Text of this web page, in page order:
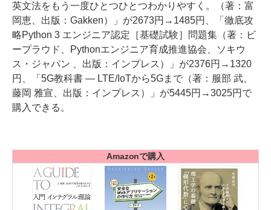
英文法をもう一度ひとつひとつわかりやすく。（著：富
岡恵、出版：Gakken）」が2673円→1485円、「徹底攻
略Python 3 エンジニア認定［基礎試験］問題集（著：ビ
ープラウド、Pythonエンジニア育成推進協会、ソキウ
ス・ジャパン 、出版：インプレス）」が2376円→1320
円、「5G教科書 ― LTE/IoTから5Gまで（著：服部 武、
藤岡 雅宣、出版：インプレス）」が5445円→3025円で
購入できる。
Amazonで購入